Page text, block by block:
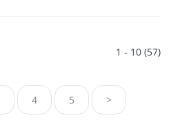
1 - 10 (57)
4 5 >